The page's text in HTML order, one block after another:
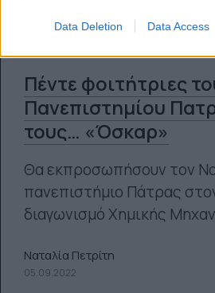
Data Deletion Data Access
Πέντε φοιτήτριες
Πανεπιστημίου
τους… «Όσκαρ»
Θα εκπροσωπήσουν τον
πανεπιστήμιο Πάτρας
διαγωνισμό Χημικής
Ναταλία Πετρίτη
05.09.2022